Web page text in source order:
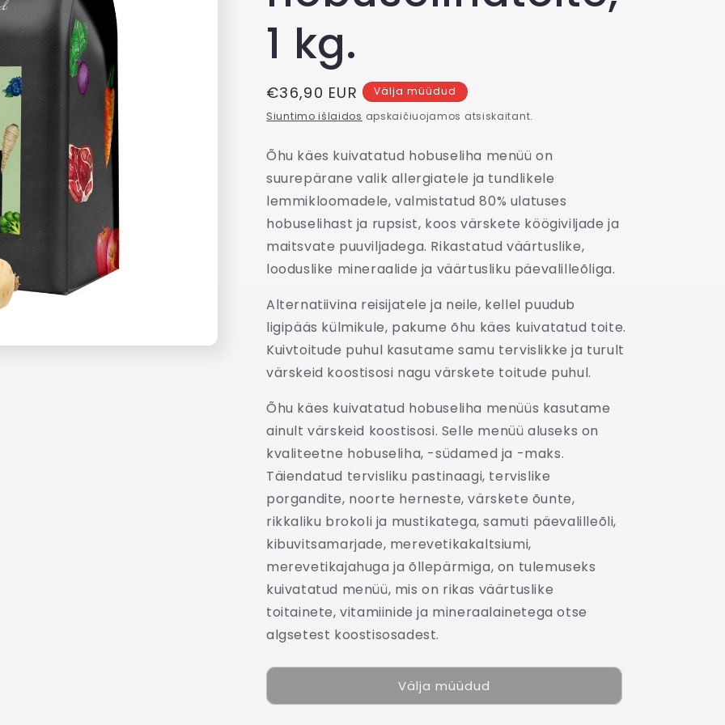
1 kg.
Tavahind
€36,90 EUR
Välja müüdud
Siuntimo išlaidos apskaičiuojamos atsiskaitant.
Õhu käes kuivatatud hobuseliha menüü on
suurepärane valik allergiatele ja tundlikele
lemmikloomadele, valmistatud 80% ulatuses
hobuselihast ja rupsist, koos värskete köögiviljade ja
maitsvate puuviljadega. Rikastatud väärtuslike,
looduslike mineraalide ja väärtusliku päevalilleõliga.
Alternatiivina reisijatele ja neile, kellel puudub
ligipääs külmikule, pakume õhu käes kuivatatud toite.
Kuivtoitude puhul kasutame samu tervislikke ja turult
värskeid koostisosi nagu värskete toitude puhul.
Õhu käes kuivatatud hobuseliha menüüs kasutame
ainult värskeid koostisosi. Selle menüü aluseks on
kvaliteetne hobuseliha, -südamed ja -maks.
Täiendatud tervisliku pastinaagi, tervislike
porgandite, noorte herneste, värskete õunte,
rikkaliku brokoli ja mustikatega, samuti päevalilleõli,
kibuvitsamarjade, merevetikakaltsiumi,
merevetikajahuga ja õllepärmiga, on tulemuseks
kuivatatud menüü, mis on rikas väärtuslike
toitainete, vitamiinide ja mineraalainetega otse
algsetest koostisosadest.
Välja müüdud